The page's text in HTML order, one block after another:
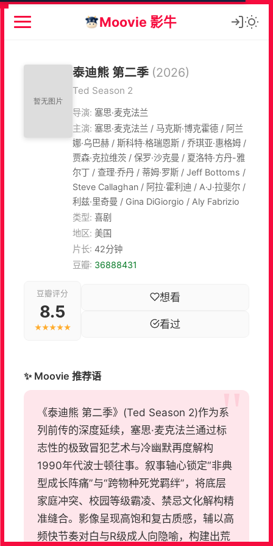
Moovie 影牛
泰迪熊 第二季 (2026)
Ted Season 2
导演: 塞思·麦克法兰
主演: 塞思·麦克法兰 / 马克斯·博克霍德 / 阿兰
娜·乌巴赫 / 斯科特·格瑞恩斯 / 乔琪亚·惠格姆 /
贾森·克拉维茨 / 保罗·沙克曼 / 夏洛特·方丹-雅
尔丁 / 查理·乔丹 / 蒂姆·罗斯 / Jeff Bottoms /
Steve Callaghan / 阿拉·霍利迪 / A·J·拉斐尔 /
利兹·里奇曼 / Gina DiGiorgio / Aly Fabrizio
类型: 喜剧
地区: 美国
片长: 42分钟
豆瓣: 36888431
豆瓣评分
8.5
★★★★★
想看
看过
✨ Moovie 推荐语
《泰迪熊 第二季》(Ted Season 2)作为系
列前传的深度延续，塞思·麦克法兰通过标
志性的极致冒犯艺术与冷幽默再度解构
1990年代波士顿往事。叙事轴心锁定“非典
型成长阵痛”与“跨物种死党羁绊”，将底层
家庭冲突、校园等级霸凌、禁忌文化解构精
准缝合。影像呈现高饱和复古质感，辅以高
频快节奏对白与R级成人向隐喻，构建出荒